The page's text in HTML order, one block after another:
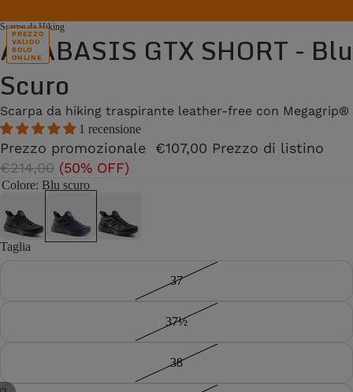
PREZZO
VALIDO
SOLO
ONLINE
Scarpe da Hiking
ANABASIS GTX SHORT - Blu
Scuro
Scarpa da hiking traspirante leather-free con Megagrip®
1 recensione
Prezzo promozionale €107,00 Prezzo di listino
€214,00 (50% OFF)
Colore: Blu scuro
Taglia
37
37½
38